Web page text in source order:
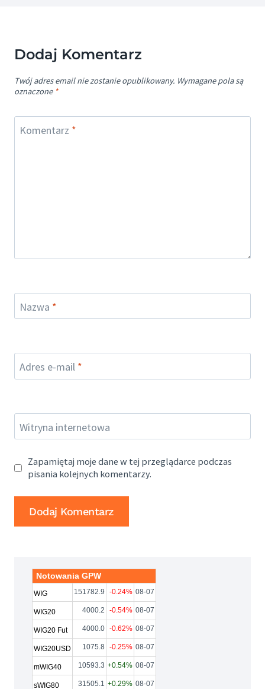
Dodaj Komentarz
Twój adres email nie zostanie opublikowany. Wymagane pola są
oznaczone *
Komentarz *
Nazwa *
Adres e-mail *
Witryna internetowa
Zapamiętaj moje dane w tej przeglądarce podczas
pisania kolejnych komentarzy.
Notowania GPW
WIG 151782.9 -0.24% 08-07
WIG20 4000.2 -0.54% 08-07
WIG20 Fut 4000.0 -0.62% 08-07
WIG20USD 1075.8 -0.25% 08-07
mWIG40 10593.3 +0.54% 08-07
sWIG80 31505.1 +0.29% 08-07